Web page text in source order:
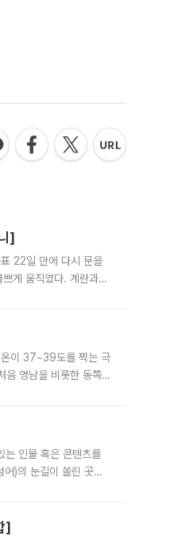
]
22일 만에 다시 문을
게 움직였다. 계란과
온이 37~39도를 찍는 극
음 영남을 비롯한 동쪽
는 인물 혹은 콘텐츠를
)의 눈길이 쏠린 곳은
]